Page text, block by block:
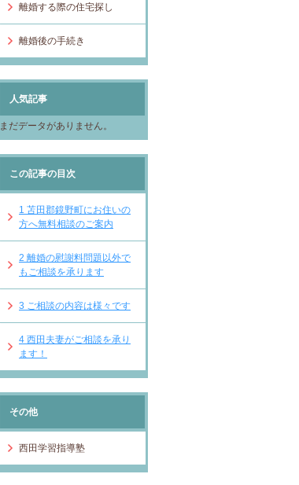
離婚する際の住宅探し
離婚後の手続き
人気記事
まだデータがありません。
この記事の目次
1 苫田郡鏡野町にお住いの
方へ無料相談のご案内
2 離婚の慰謝料問題以外で
もご相談を承ります
3 ご相談の内容は様々です
4 西田夫妻がご相談を承り
ます！
その他
西田学習指導塾